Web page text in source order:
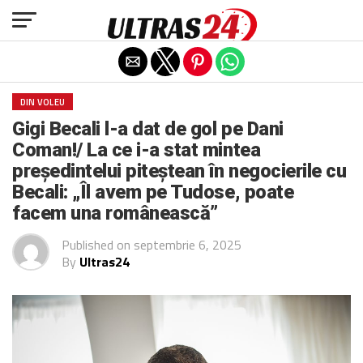
DIN VOLEU
Gigi Becali l-a dat de gol pe Dani
Coman!/ La ce i-a stat mintea
președintelui piteștean în negocierile cu
Becali: „Îl avem pe Tudose, poate
facem una românească”
Published on septembrie 6, 2025
By Ultras24
Exit mobile version